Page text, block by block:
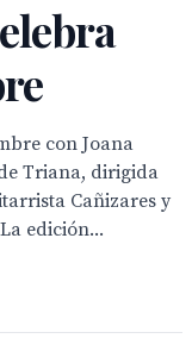
con Joana
Triana, dirigida
Cañizares y
edición...